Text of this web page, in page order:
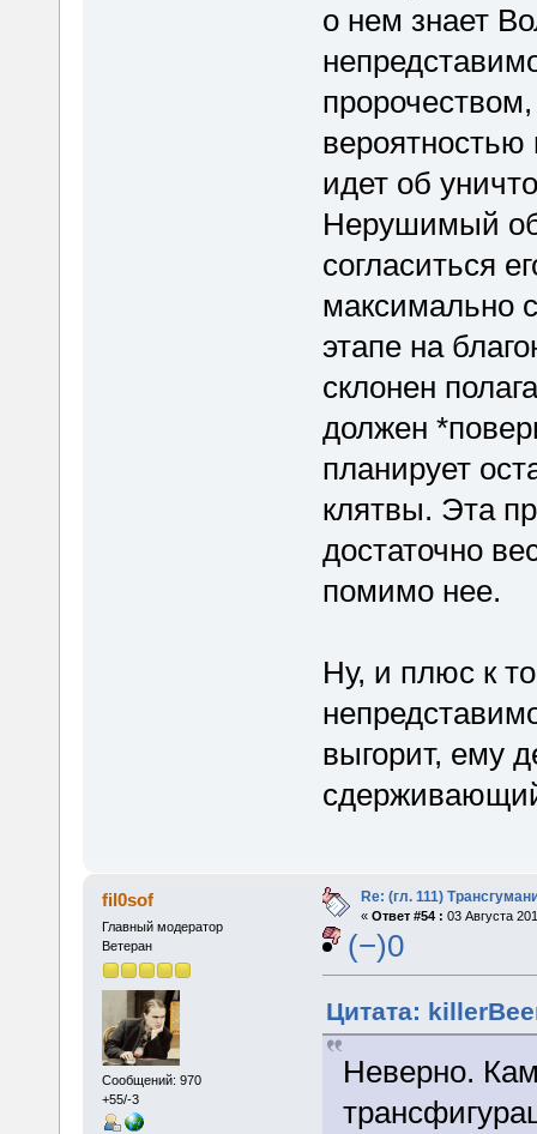
о нем знает
вероятностью
идет об
Нерушимый
согласиться
максимально
этапе на
склонен
должен
планирует
клятвы. Эта
достаточно
помимо нее.
Ну, и плюс к
выгорит, ему
fil0sof
Главный модератор
Ветеран
Сообщений: 970
+55/-3
Re: (гл. 111)
« Ответ #54 : 03 Августа
(−)0
Цитата:
Неверно.